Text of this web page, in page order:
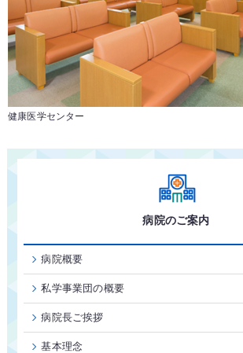
健康医学センター
病院のご案内
病院概要
私学事業団の概要
病院長ご挨拶
基本理念